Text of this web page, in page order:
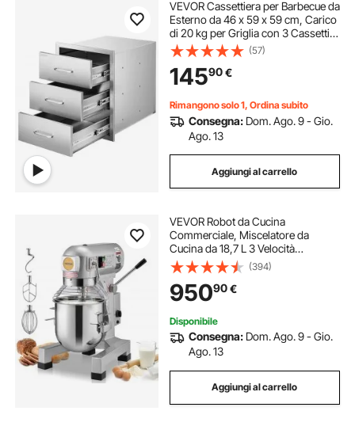
VEVOR Cassettiera per Barbecue da
Esterno da 46 x 59 x 59 cm, Carico
di 20 kg per Griglia con 3 Cassetti e
Maniglie in Acciaio Inossidabile, per
Cucina da Esterno e Isola per
Griglia da Giardino
(57)
14590€
Rimangono solo 1, Ordina subito
Consegna: Dom. Ago. 9 - Gio.
Ago. 13
Aggiungi al carrello
VEVOR Robot da Cucina
Commerciale, Miscelatore da
Cucina da 18,7 L 3 Velocità
Regolabili, Impastatrice da 1100 W
con Ciotola in Acciaio Inox per
Ristorante, Panetteria, Pasticceria,
Bar, Cucina
(394)
95090€
Disponibile
Consegna: Dom. Ago. 9 - Gio.
Ago. 13
Aggiungi al carrello